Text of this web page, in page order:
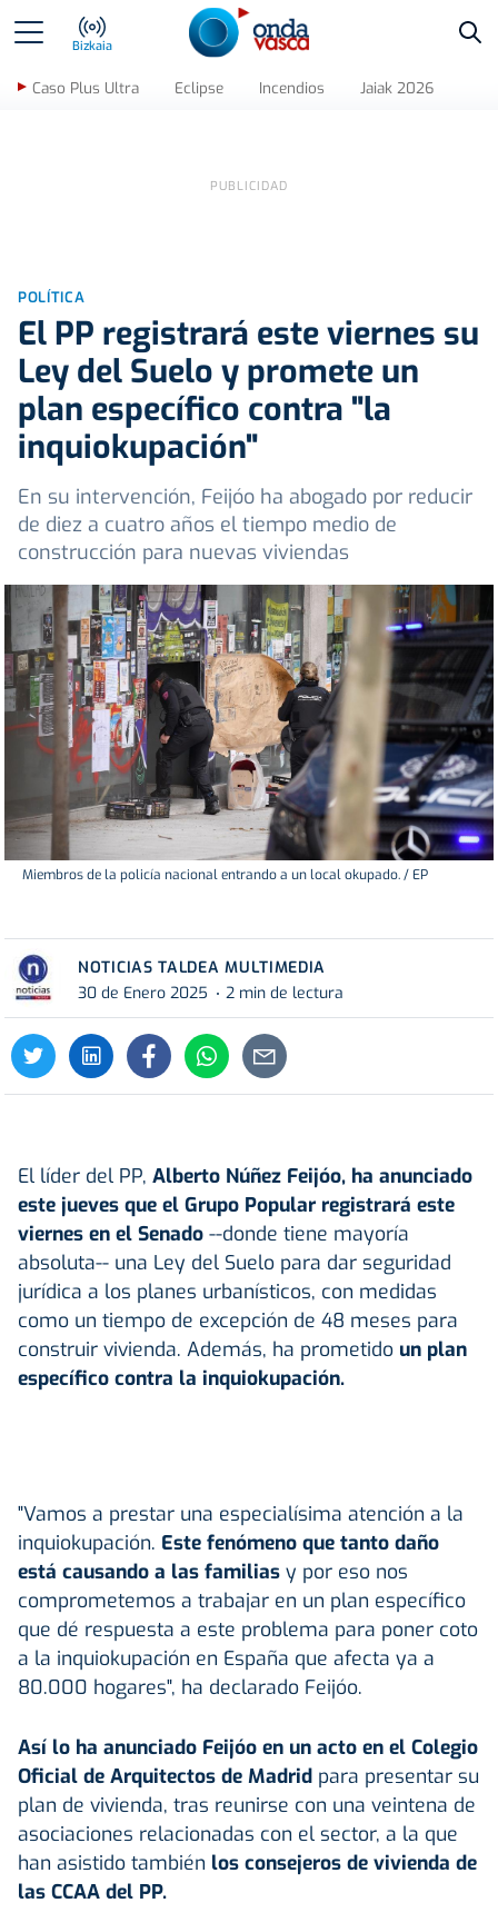
Bizkaia
Caso Plus Ultra Eclipse Incendios Jaiak 2026
POLÍTICA
El PP registrará este viernes su
Ley del Suelo y promete un
plan específico contra "la
inquiokupación"
En su intervención, Feijóo ha abogado por reducir
de diez a cuatro años el tiempo medio de
construcción para nuevas viviendas
Miembros de la policía nacional entrando a un local okupado. / EP
NOTICIAS TALDEA MULTIMEDIA
30 de Enero 2025
2 min de lectura
El líder del PP, Alberto Núñez Feijóo, ha anunciado
este jueves que el Grupo Popular registrará este
viernes en el Senado --donde tiene mayoría
absoluta-- una Ley del Suelo para dar seguridad
jurídica a los planes urbanísticos, con medidas
como un tiempo de excepción de 48 meses para
construir vivienda. Además, ha prometido un plan
específico contra la inquiokupación.
"Vamos a prestar una especialísima atención a la
inquiokupación. Este fenómeno que tanto daño
está causando a las familias y por eso nos
comprometemos a trabajar en un plan específico
que dé respuesta a este problema para poner coto
a la inquiokupación en España que afecta ya a
80.000 hogares", ha declarado Feijóo.
Así lo ha anunciado Feijóo en un acto en el Colegio
Oficial de Arquitectos de Madrid para presentar su
plan de vivienda, tras reunirse con una veintena de
asociaciones relacionadas con el sector, a la que
han asistido también los consejeros de vivienda de
las CCAA del PP.